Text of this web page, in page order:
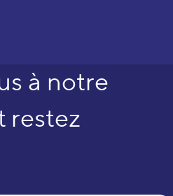
à notre
restez